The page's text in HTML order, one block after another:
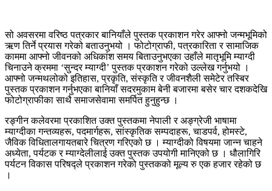
सो अवसरमा वरिष्ठ पत्रकार बानियाँले पुस्तक प्रकाशन गरेर आफ्नो जन्मभूमिको
ऋण तिर्ने प्रयास गरेको बताउनुभयो । फोटोग्राफी, पत्रकारिता र सामाजिक
काममा आफ्नो जीवनको अधिकांश समय बिताउनुभएका उहाँले मातृभूमि म्याग्दी
चिनाउने क्रममा ‘सुन्दर म्याग्दी’ पुस्तक प्रकाशन गरेको उल्लेख गर्नुभयो ।
आफ्नो जन्मथलोको इतिहास, प्रकृति, संस्कृति र जीवनशैली समेटेर तस्बिर
पुस्तक प्रकाशन गर्नुभएका बानियाँ सदरमुकाम बेनी बजारमा बसेर चार दशकदेखि
फोटोग्राफीका साथै समाजसेवामा समर्पित हुनुहुन्छ ।
रङ्गीन कलेवरमा प्रकाशित उक्त पुस्तकमा नेपाली र अङ्ग्रेजी भाषामा
म्याग्दीका गन्तव्यहरू, पदमार्गहरू, सांस्कृतिक सम्पदाहरू, चाडपर्व, होमस्टे,
जैविक विधितालगायतबारे चित्रण गरिएको छ । म्याग्दीको विषयमा जान्न चाहने
अध्येता, पर्यटक र म्याग्देलीलाई उक्त पुस्तक उपयोगी मानिएको छ । धौलागिरि
पर्यटन विकास परिषद्ले प्रकाशन गरेको पुस्तकको मूल्य रु एक हजार रहेको छ
।